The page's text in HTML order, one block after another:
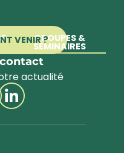
VENIR ?GROUPES &
SÉMINAIRES
actualité